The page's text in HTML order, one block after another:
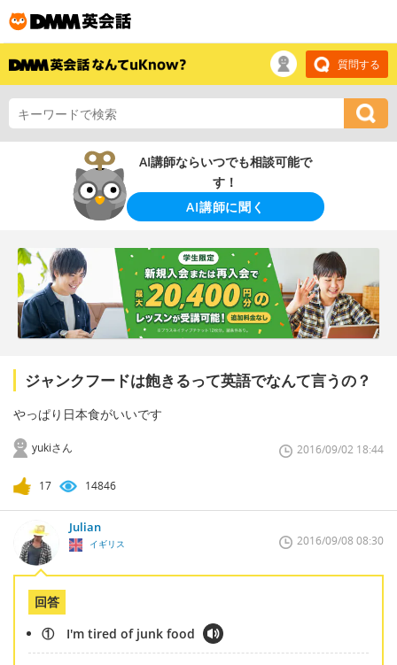
質問する
AI講師ならいつでも相談可能で
す！
AI講師に聞く
ジャンクフードは飽きるって英語でなんて言うの？
やっぱり日本食がいいです
yukiさん 2016/09/02 18:44
17 14846
Julian
イギリス 2016/09/08 08:30
回答
① I'm tired of junk food